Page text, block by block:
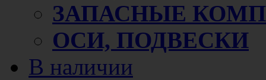
ЗАПАСНЫЕ
ОСИ, ПОДВЕСКИ
В наличии